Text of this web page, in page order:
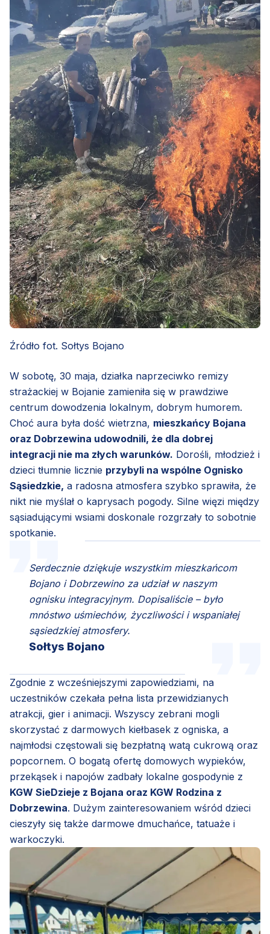
Źródło fot. Sołtys Bojano
W sobotę, 30 maja, działka naprzeciwko remizy
strażackiej w Bojanie zamieniła się w prawdziwe
centrum dowodzenia lokalnym, dobrym humorem.
Choć aura była dość wietrzna, mieszkańcy Bojana
oraz Dobrzewina udowodnili, że dla dobrej
integracji nie ma złych warunków. Dorośli, młodzież i
dzieci tłumnie licznie przybyli na wspólne Ognisko
Sąsiedzkie, a radosna atmosfera szybko sprawiła, że
nikt nie myślał o kaprysach pogody. Silne więzi między
sąsiadującymi wsiami doskonale rozgrzały to sobotnie
spotkanie.
Serdecznie dziękuje wszystkim mieszkańcom
Bojano i Dobrzewino za udział w naszym
ognisku integracyjnym. Dopisaliście – było
mnóstwo uśmiechów, życzliwości i wspaniałej
sąsiedzkiej atmosfery.
Sołtys Bojano
Zgodnie z wcześniejszymi zapowiedziami, na
uczestników czekała pełna lista przewidzianych
atrakcji, gier i animacji. Wszyscy zebrani mogli
skorzystać z darmowych kiełbasek z ogniska, a
najmłodsi częstowali się bezpłatną watą cukrową oraz
popcornem. O bogatą ofertę domowych wypieków,
przekąsek i napojów zadbały lokalne gospodynie z
KGW SieDzieje z Bojana oraz KGW Rodzina z
Dobrzewina. Dużym zainteresowaniem wśród dzieci
cieszyły się także darmowe dmuchańce, tatuaże i
warkoczyki.